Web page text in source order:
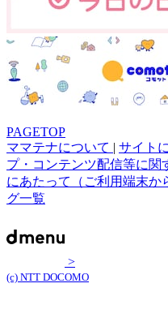
PAGETOP
ママテナについて | サイト
プ・コンテンツ配信等に関
にあたって（ご利用端末か
グ一覧
>
(c) NTT DOCOMO